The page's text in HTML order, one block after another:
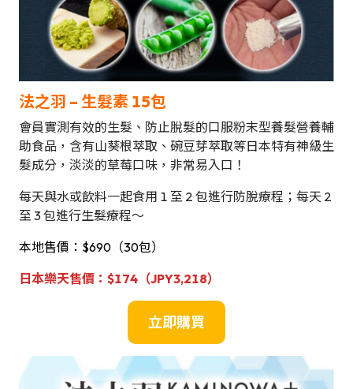
法之羽 – 生髮素 15包
會員實測有效的生髮、防止脫髮的口服粉末型養髮營養輔
助食品，含有山葵根萃取、碗豆芽萃取等日本特有神級生
髮成分，淡淡的草莓口味，非常易入口！
每天與水或飲料一起食用 1 至 2 包進行防脫療程；每天 2
至 3 包進行生髮療程～
本地售價：$690（30包）
日本樂天售價 ： $174（JPY3,218）
立即購買